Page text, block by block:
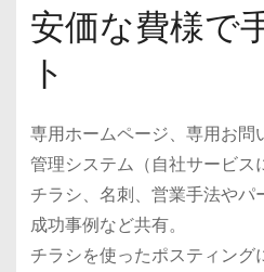
安価な費様で
ト
専用ホームページ、専用お問
管理システム（自社サービス
チラシ、名刺、営業手法やパ
成功事例など共有。
チラシを使ったポスティン